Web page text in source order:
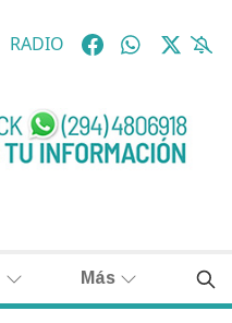
RADIO
Más